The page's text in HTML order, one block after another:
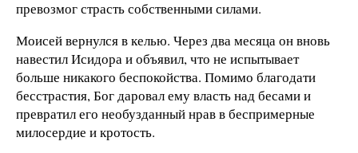
превозмог страсть собственными силами.
Моисей вернулся в келью. Через два месяца он вновь
навестил Исидора и объявил, что не испытывает
больше никакого беспокойства. Помимо благодати
бесстрастия, Бог даровал ему власть над бесами и
превратил его необузданный нрав в беспримерные
милосердие и кротость.